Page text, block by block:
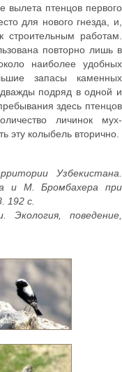
вылета птенцов первого
для нового гнезда, и,
строительным работам.
повторно лишь в
наиболее удобных
запасы каменных
дважды подряд в одной и
здесь птенцов
личинок мух-
эту колыбель вторично.
Узбекистана.
и М. Бромбахера при
192 с.
поведение,